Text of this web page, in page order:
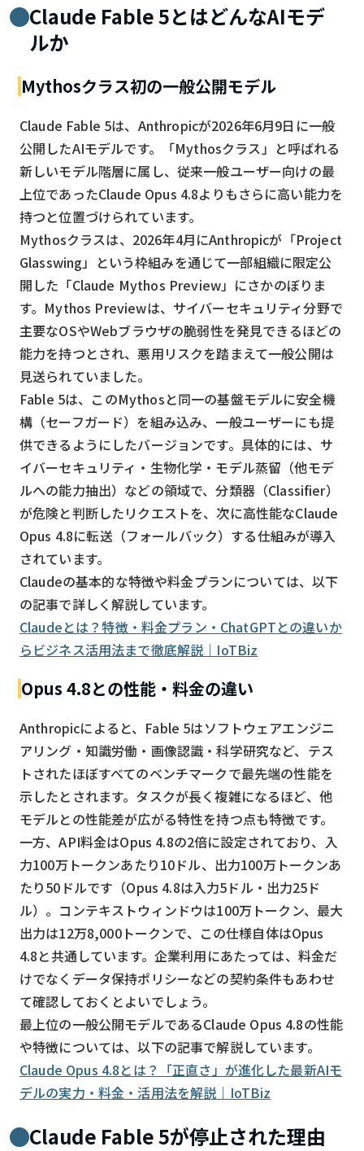
おすすめ
SIM
スマホ
リセット
検索する
Claude Fable 5とはどんなAIモデ
ルか
Mythosクラス初の一般公開モデル
Claude Fable 5は、Anthropicが2026年6月9日に一般
公開したAIモデルです。「Mythosクラス」と呼ばれる
新しいモデル階層に属し、従来一般ユーザー向けの最
上位であったClaude Opus 4.8よりもさらに高い能力を
持つと位置づけられています。
Mythosクラスは、2026年4月にAnthropicが「Project
Glasswing」という枠組みを通じて一部組織に限定公
開した「Claude Mythos Preview」にさかのぼりま
す。Mythos Previewは、サイバーセキュリティ分野で
主要なOSやWebブラウザの脆弱性を発見できるほどの
能力を持つとされ、悪用リスクを踏まえて一般公開は
見送られていました。
Fable 5は、このMythosと同一の基盤モデルに安全機
構（セーフガード）を組み込み、一般ユーザーにも提
供できるようにしたバージョンです。具体的には、サ
イバーセキュリティ・生物化学・モデル蒸留（他モデ
ルへの能力抽出）などの領域で、分類器（Classifier）
が危険と判断したリクエストを、次に高性能なClaude
Opus 4.8に転送（フォールバック）する仕組みが導入
されています。
Claudeの基本的な特徴や料金プランについては、以下
の記事で詳しく解説しています。
Claudeとは？特徴・料金プラン・ChatGPTとの違いか
らビジネス活用法まで徹底解説｜IoTBiz
Opus 4.8との性能・料金の違い
Anthropicによると、Fable 5はソフトウェアエンジニ
アリング・知識労働・画像認識・科学研究など、テス
トされたほぼすべてのベンチマークで最先端の性能を
示したとされます。タスクが長く複雑になるほど、他
モデルとの性能差が広がる特性を持つ点も特徴です。
一方、API料金はOpus 4.8の2倍に設定されており、入
力100万トークンあたり10ドル、出力100万トークンあ
たり50ドルです（Opus 4.8は入力5ドル・出力25ド
ル）。コンテキストウィンドウは100万トークン、最大
出力は12万8,000トークンで、この仕様自体はOpus
4.8と共通しています。企業利用にあたっては、料金だ
けでなくデータ保持ポリシーなどの契約条件もあわせ
て確認しておくとよいでしょう。
最上位の一般公開モデルであるClaude Opus 4.8の性能
や特徴については、以下の記事で解説しています。
Claude Opus 4.8とは？「正直さ」が進化した最新AIモ
デルの実力・料金・活用法を解説｜IoTBiz
Claude Fable 5が停止された理由